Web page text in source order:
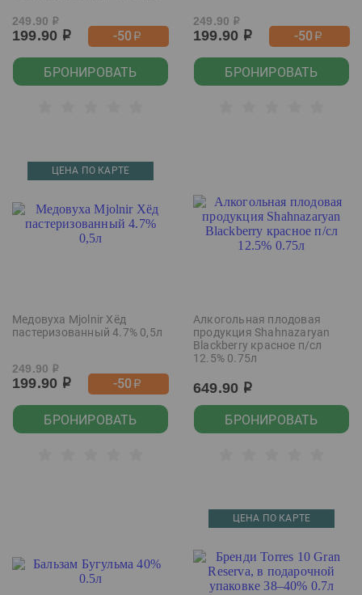
249.90 р
199.90 р -50р
БРОНИРОВАТЬ
249.90 р
199.90 р -50р
БРОНИРОВАТЬ
ЦЕНА ПО КАРТЕ
Медовуха Mjolnir Хёд
пастеризованный 4.7% 0,5л
249.90 р
199.90 р -50р
БРОНИРОВАТЬ
Алкогольная плодовая
продукция Shahnazaryan
Blackberry красное п/сл
12.5% 0.75л
649.90 р
БРОНИРОВАТЬ
ЦЕНА ПО КАРТЕ